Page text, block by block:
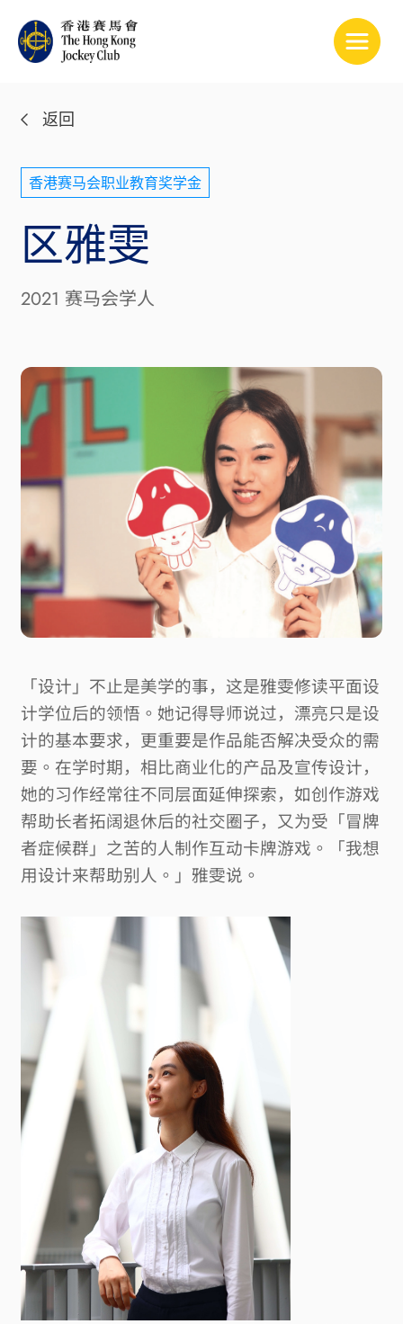
返回
香港赛马会职业教育奖学金
区雅雯
2021 赛马会学人
「设计」不止是美学的事，这是雅雯修读平面设
计学位后的领悟。她记得导师说过，漂亮只是设
计的基本要求，更重要是作品能否解决受众的需
要。在学时期，相比商业化的产品及宣传设计，
她的习作经常往不同层面延伸探索，如创作游戏
帮助长者拓阔退休后的社交圈子，又为受「冒牌
者症候群」之苦的人制作互动卡牌游戏。「我想
用设计来帮助别人。」雅雯说。